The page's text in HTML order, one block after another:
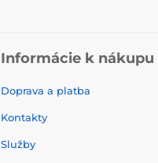
Informácie k nákupu
Doprava a platba
Kontakty
Služby